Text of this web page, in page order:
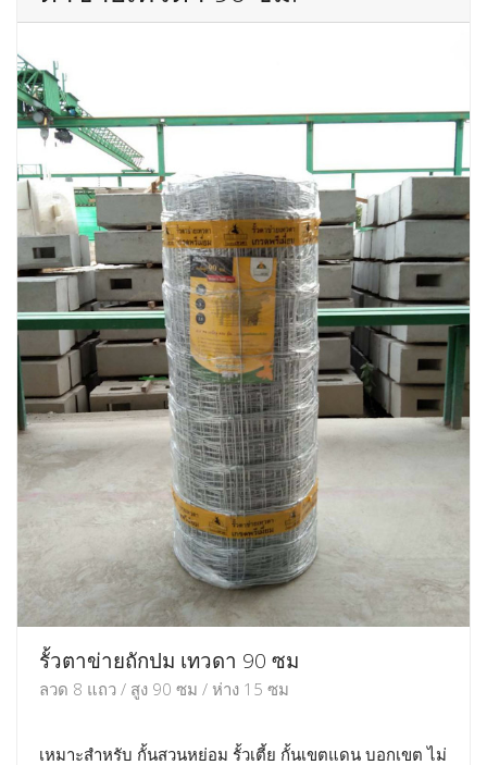
รั้วตาข่ายถักปม เทวดา 90 ซม
ลวด 8 แถว / สูง 90 ซม / ห่าง 15 ซม
เหมาะสำหรับ กั้นสวนหย่อม รั้วเตี้ย กั้นเขตแดน บอกเขต ไม่